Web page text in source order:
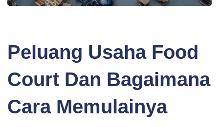
Peluang Usaha Food
Court Dan Bagaimana
Cara Memulainya